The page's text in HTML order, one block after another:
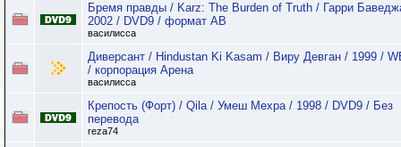
Бремя правды / Karz: The Burden of Truth / Гарри
2002 / DVD9 / формат АВ
василисса
Диверсант / Hindustan Ki Kasam / Виру Девган / 1999 /
/ корпорация Арена
василисса
Крепость (Форт) / Qila / Умеш Мехра / 1998 / DVD9 / Без
перевода
reza74